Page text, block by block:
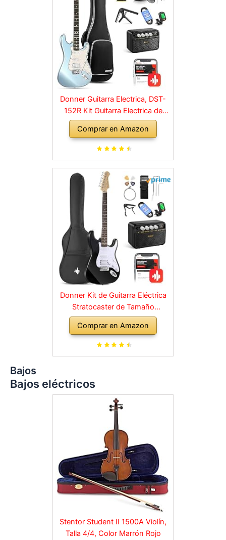
Donner Guitarra Electrica, DST-
152R Kit Guitarra Electrica de
Tamaño Completo HSS Pickup
Coil Split, Guitarras Electricas Set
Adultos con Amplificador, Bolsa,
Comprar en Amazon
Donner Kit de Guitarra Eléctrica
Stratocaster de Tamaño
Completo con Amplificador,
Bolsa, Capo, Correa, Cuerda,
Sintonizador, Cable y Púas
Comprar en Amazon
Bajos
Bajos eléctricos
Stentor Student II 1500A Violín,
Talla 4/4, Color Marrón Rojo